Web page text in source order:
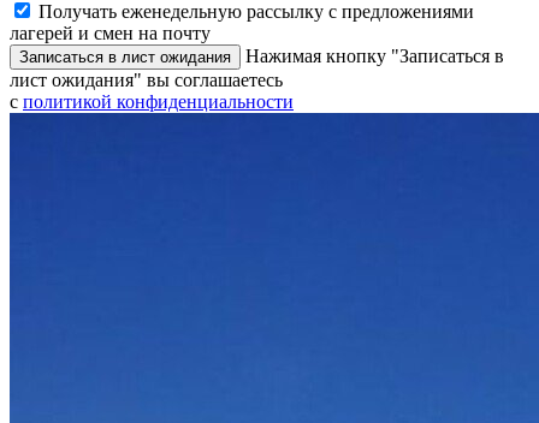
Получать еженедельную рассылку с предложениями
лагерей и смен на почту
Записаться в лист ожидания
Нажимая кнопку "Записаться в
лист ожидания" вы соглашаетесь
с политикой конфиденциальности